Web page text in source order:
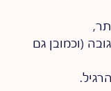
(וכמובן גם